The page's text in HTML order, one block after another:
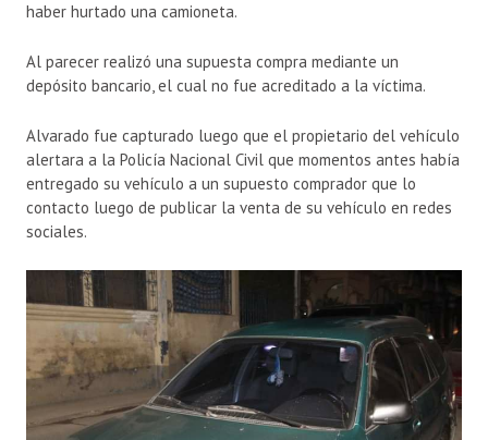
haber hurtado una camioneta.
Al parecer realizó una supuesta compra mediante un
depósito bancario, el cual no fue acreditado a la víctima.
Alvarado fue capturado luego que el propietario del vehículo
alertara a la Policía Nacional Civil que momentos antes había
entregado su vehículo a un supuesto comprador que lo
contacto luego de publicar la venta de su vehículo en redes
sociales.